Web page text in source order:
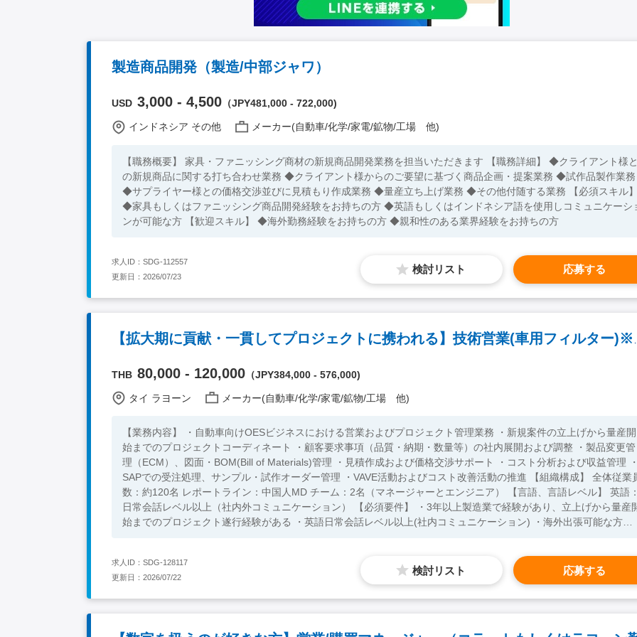
製造商品開発（製造/中部ジャワ）
USD 3,000 - 4,500 （JPY481,000 - 722,000)
インドネシア その他 メーカー(自動車/化学/家電/鉱物/工場 他)
【職務概要】 家具・ファニッシング商材の新規商品開発業務を担当いただきます 【職務詳細】 ◆クライアント様
の新規商品に関する打ち合わせ業務 ◆クライアント様からのご要望に基づく商品企画・提案業務 ◆試作品製作業務
◆サプライヤー様との価格交渉並びに見積もり作成業務 ◆量産立ち上げ業務 ◆その他付随する業務 【必須スキル】
◆家具もしくはファニッシング商品開発経験をお持ちの方 ◆英語もしくはインドネシア語を使用しコミュニケーシ
ンが可能な方 【歓迎スキル】 ◆海外勤務経験をお持ちの方 ◆親和性のある業界経験をお持ちの方
検討リスト 応募する
求人ID：SDG-112557
更新日：2026/07/23
THB 80,000 - 120,000 （JPY384,000 - 576,000)
タイ ラヨーン メーカー(自動車/化学/家電/鉱物/工場 他)
【業務内容】 ・自動車向けOESビジネスにおける営業およびプロジェクト管理業務 ・新規案件の立上げから量産開
始までのプロジェクトコーディネート ・顧客要求事項（品質・納期・数量等）の社内展開および調整 ・製品変更管
理（ECM）、図面・BOM(Bill of Materials)管理 ・見積作成および価格交渉サポート ・コスト分析および収益管理
SAPでの受注処理、サンプル・試作オーダー管理 ・VAVE活動およびコスト改善活動の推進 【組織構成】 全体従業員
数：約120名 レポートライン：中国人MD チーム：2名（マネージャーとエンジニア） 【言語、言語レベル】 英語：
日常会話レベル以上（社内外コミュニケーション） 【必須要件】 ・3年以上製造業で経験があり、立上げから量産開
始までのプロジェクト遂行経験がある ・英語日常会話レベル以上(社内コミュニケーション) ・海外出張可能な方
検討リスト 応募する
求人ID：SDG-128117
更新日：2026/07/22